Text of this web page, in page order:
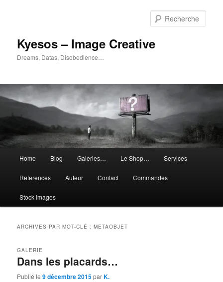
Kyesos – Image Creative
Dreams, Datas, Disobedience…
principal
Home Blog Galeries… Le Shop… Services
References Auteur Contact Commandes
Stock Images
ARCHIVES PAR MOT-CLÉ :METAOBJET
Dans les placards…
GALERIE
Publié le9 décembre 2015parK.